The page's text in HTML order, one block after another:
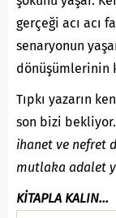
gerçeği acı acı
senaryonun
dönüşümlerinin
Tıpkı yazarın
son bizi
ihanet ve nefret
mutlaka adalet
KİTAPLA KALIN…